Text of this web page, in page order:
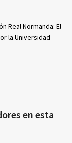
Real Normanda: El
la Universidad
en esta